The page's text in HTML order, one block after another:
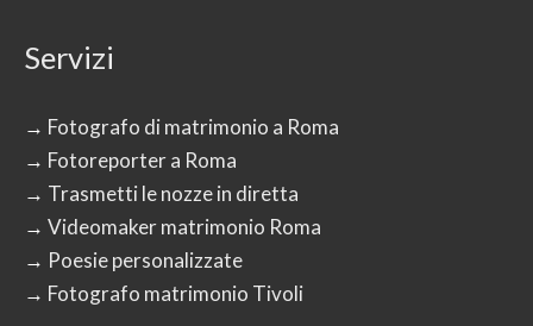
Servizi
→ Fotografo di matrimonio a Roma
→ Fotoreporter a Roma
→ Trasmetti le nozze in diretta
→ Videomaker matrimonio Roma
→ Poesie personalizzate
→ Fotografo matrimonio Tivoli